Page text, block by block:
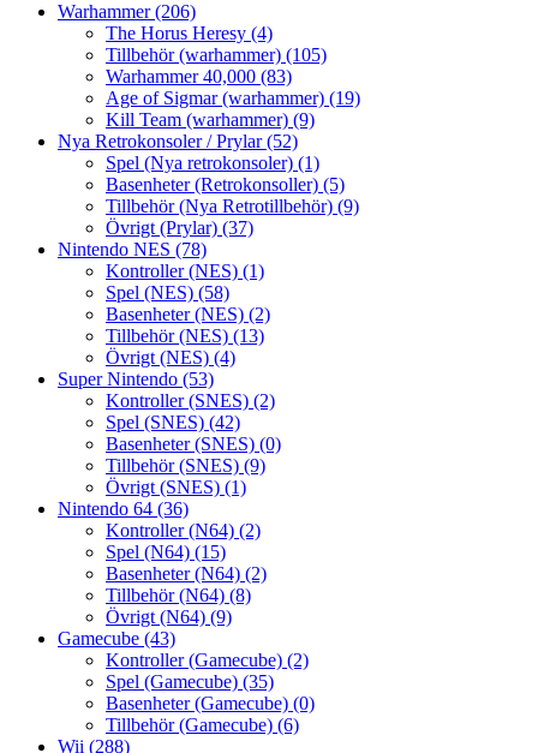
Warhammer(206)
The Horus Heresy (4)
Tillbehör (warhammer) (105)
Warhammer 40,000 (83)
Age of Sigmar (warhammer) (19)
Kill Team (warhammer) (9)
Nya Retrokonsoler / Prylar(52)
Spel (Nya retrokonsoler) (1)
Basenheter (Retrokonsoller) (5)
Tillbehör (Nya Retrotillbehör) (9)
Övrigt (Prylar) (37)
Nintendo NES (78)
Kontroller (NES) (1)
Spel (NES) (58)
Basenheter (NES) (2)
Tillbehör (NES) (13)
Övrigt (NES) (4)
Super Nintendo (53)
Kontroller (SNES) (2)
Spel (SNES) (42)
Basenheter (SNES) (0)
Tillbehör (SNES) (9)
Övrigt (SNES) (1)
Nintendo 64 (36)
Kontroller (N64) (2)
Spel (N64) (15)
Basenheter (N64) (2)
Tillbehör (N64) (8)
Övrigt (N64) (9)
Gamecube (43)
Kontroller (Gamecube) (2)
Spel (Gamecube) (35)
Basenheter (Gamecube) (0)
Tillbehör (Gamecube) (6)
Wii (288)